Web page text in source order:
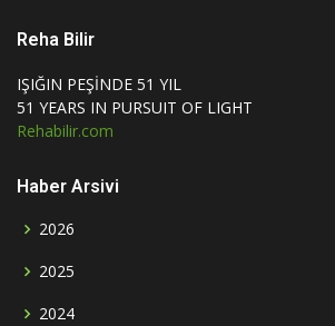
Reha Bilir
IŞIĞIN PEŞİNDE 51 YIL
51 YEARS IN PURSUIT OF LIGHT
Rehabilir.com
Haber Arsivi
2026
2025
2024